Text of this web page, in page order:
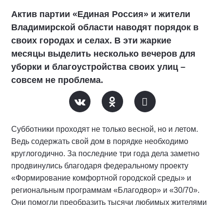
Актив партии «Единая Россия» и жители
Владимирской области наводят порядок в
своих городах и селах. В эти жаркие
месяцы выделить несколько вечеров для
уборки и благоустройства своих улиц –
совсем не проблема.
Субботники проходят не только весной, но и летом.
Ведь содержать свой дом в порядке необходимо
круглогодично. За последние три года дела заметно
продвинулись благодаря федеральному проекту
«Формирование комфортной городской среды» и
региональным программам «Благодвор» и «30/70».
Они помогли преобразить тысячи любимых жителями